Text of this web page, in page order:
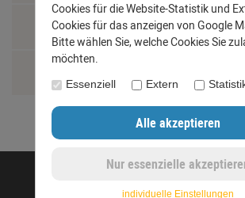
Montage und
©opyright 2020 -
Cookies für die Website-Statistik und
Cookies für das anzeigen von Google
Bitte wählen Sie, welche Cookies Sie
möchten.
Essenziell Extern
individuelle Einstellungen